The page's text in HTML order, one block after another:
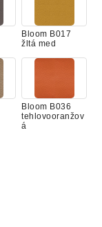
Bloom B017
žltá med
Bloom B036
tehlovooranžov
á